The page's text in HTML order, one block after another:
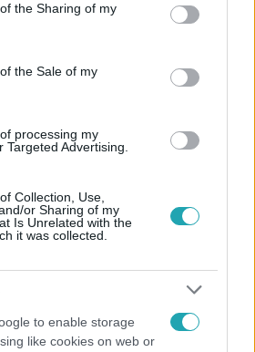
or usage behaviour. You may click to
to Google and its third-party tags to
specified purposes in below Google
the Sharing of my
the Sale of my
processing my
Targeted Advertising.
Collection, Use,
or Sharing of my
Is Unrelated with the
it was collected.
to enable storage
like cookies on web or